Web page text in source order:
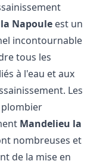
Napoule est un
incontournable
tous les
à l'eau et aux
Les
Mandelieu la
nombreuses et
de la mise en